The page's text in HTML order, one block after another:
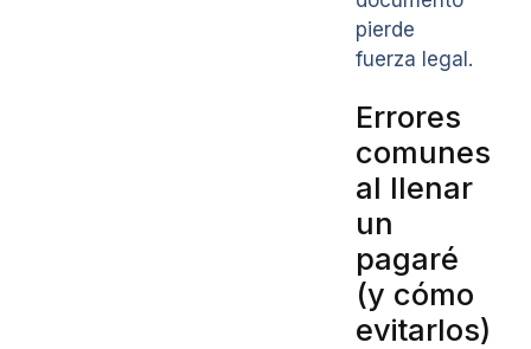
pierde
fuerza legal.
Errores
comunes
al llenar
un
pagaré
(y cómo
evitarlos)